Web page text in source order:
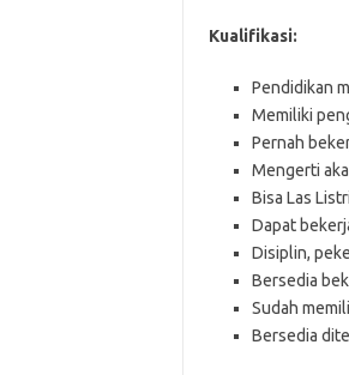
Kuаlіfіkаѕі:
Pendidikan
Memiliki
Pernah
Mengerti
Bisa Las
Dapat
Disiplin,
Bersedia
Sudah
Bersedia